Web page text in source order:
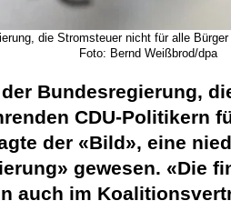
die Stromsteuer nicht für alle
Foto: Bernd Weißbrod/dpa
Bundesregierung,
CDU-Politikern
der «Bild», eine
gewesen. «Die
auch im